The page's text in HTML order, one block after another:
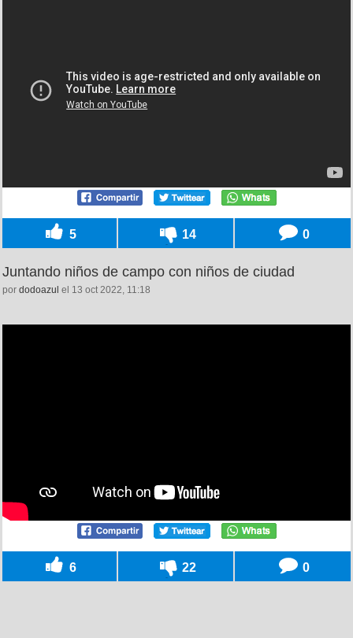
5 14 0
Juntando niños de campo con niños de ciudad
por dodoazul el 13 oct 2022, 11:18
6 22 0